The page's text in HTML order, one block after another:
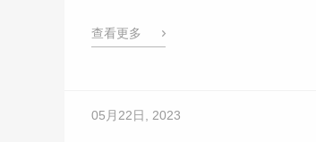
查看更多
05月22日, 2023